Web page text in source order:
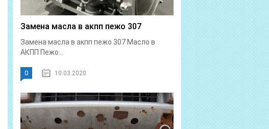
Замена масла в акпп пежо 307
Замена масла в акпп пежо 307 Масло в
АКПП Пежо...
0 10.03.2020